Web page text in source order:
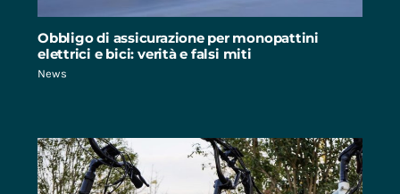
Obbligo di assicurazione per monopattini
elettrici e bici: verità e falsi miti
News